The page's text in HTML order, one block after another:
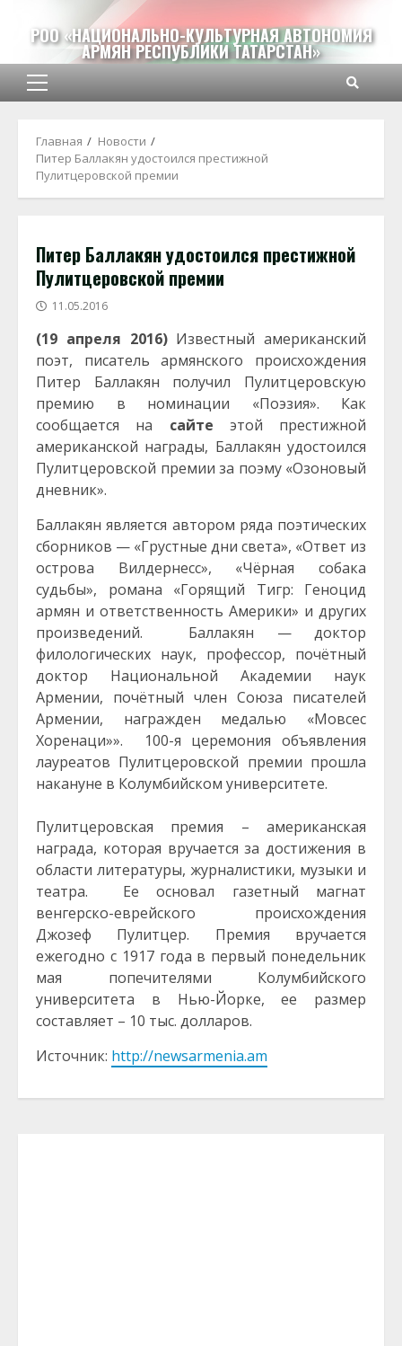
содержимому
РОО «НАЦИОНАЛЬНО-КУЛЬТУРНАЯ АВТОНОМИЯ
АРМЯН РЕСПУБЛИКИ ТАТАРСТАН»
Основное
Главная
Новости
Питер Баллакян удостоился престижной
Пулитцеровской премии
Питер Баллакян удостоился престижной
Пулитцеровской премии
11.05.2016
(19 апреля 2016) Известный американский
поэт, писатель армянского происхождения
Питер Баллакян получил Пулитцеровскую
премию в номинации «Поэзия». Как
сообщается на сайте этой престижной
американской награды, Баллакян удостоился
Пулитцеровской премии за поэму «Озоновый
дневник».
Баллакян является автором ряда поэтических
сборников — «Грустные дни света», «Ответ из
острова Вилдернесс», «Чёрная собака
судьбы», романа «Горящий Тигр: Геноцид
армян и ответственность Америки» и других
произведений. Баллакян — доктор
филологических наук, профессор, почётный
доктор Национальной Академии наук
Армении, почётный член Союза писателей
Армении, награжден медалью «Мовсес
Хоренаци»».
100-я церемония объявления
лауреатов Пулитцеровской премии прошла
накануне в Колумбийском университете.
Пулитцеровская премия – американская
награда, которая вручается за достижения в
области литературы, журналистики, музыки и
театра. Ее основал газетный магнат
венгерско-еврейского происхождения
Джозеф Пулитцер. Премия вручается
ежегодно с 1917 года в первый понедельник
мая попечителями Колумбийского
университета в Нью-Йорке, ее размер
составляет – 10 тыс. долларов.
Источник: http://newsarmenia.am